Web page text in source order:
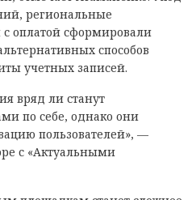
региональные
оплатой сформировали
способов
учетных записей.
вряд ли станут
по себе, однако они
пользователей», —
с «Актуальными